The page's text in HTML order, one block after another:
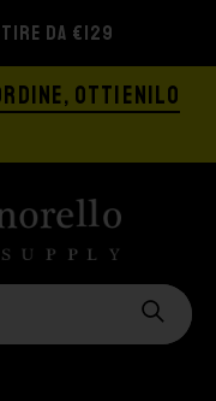
DA €129
OTTIENILO